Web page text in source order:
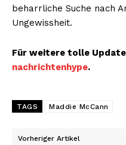
beharrliche Suche nach
Ungewissheit.
Für weitere tolle
nachrichtenhype.
TAGS Maddie McCann
Vorheriger Artikel